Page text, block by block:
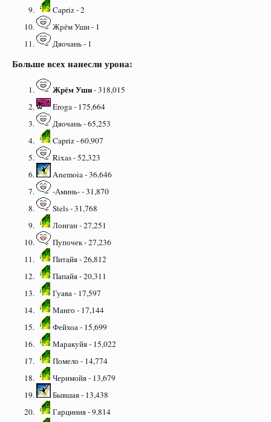
Capriz - 2
Жрём Уши - 1
Дяочань - 1
Больше всех нанесли урона:
Жрём Уши- 318,015
Eroga - 175,664
Дяочань - 65,253
Capriz - 60,907
Rixas - 52,323
Anemoia - 36,646
-Аминь- - 31,870
Stels - 31,768
Лонган - 27,251
Пупочек - 27,236
Питайя - 26,812
Папайя - 20,311
Гуава - 17,597
Манго - 17,144
Фейхоа - 15,699
Маракуйя - 15,022
Помело - 14,774
Черимойя - 13,679
Бывшая - 13,438
Гарциния - 9,814